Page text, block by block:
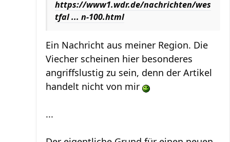
https://www1.wdr.de/nachrichten/wes
tfal ... n-100.html
Ein Nachricht aus meiner Region. Die
Viecher scheinen hier besonderes
angriffslustig zu sein, denn der Artikel
handelt nicht von mir
...